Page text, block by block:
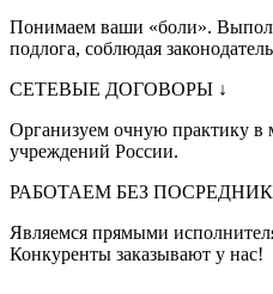
Понимаем ваши «боли».
подлога, соблюдая
СЕТЕВЫЕ ДОГОВОРЫ ↓
Организуем очную практику в
учреждений России.
РАБОТАЕМ БЕЗ
Являемся прямыми
Конкуренты заказывают у нас!